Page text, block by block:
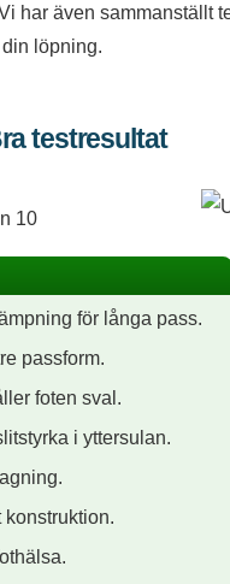
har även sammanställt
löpning.
testresultat
för långa pass.
passform.
foten sval.
i yttersulan.
konstruktion.